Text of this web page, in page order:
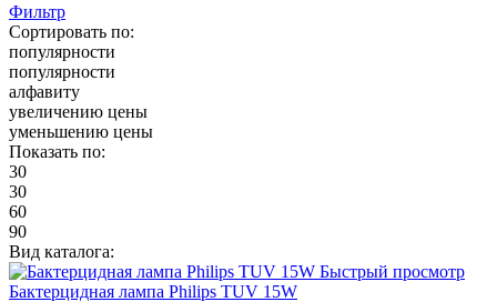
Фильтр
Сортировать по:
популярности
популярности
алфавиту
увеличению цены
уменьшению цены
Показать по:
30
30
60
90
Вид каталога:
Быстрый просмотр
Бактерцидная лампа Philips TUV 15W